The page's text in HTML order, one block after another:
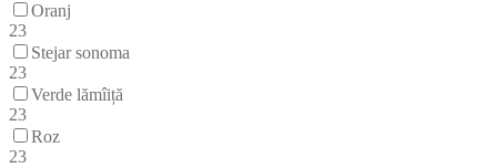
Oranj
23
Stejar sonoma
23
Verde lămîiță
23
Roz
23